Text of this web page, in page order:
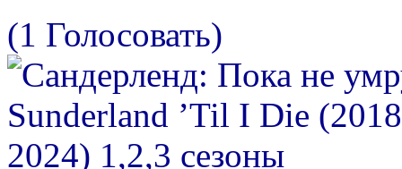
(1 Голосовать)